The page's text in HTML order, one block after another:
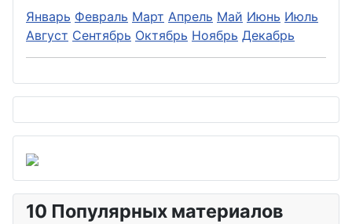
Январь Февраль Март Апрель Май Июнь Июль
Август Сентябрь Октябрь Ноябрь Декабрь
10 Популярных материалов